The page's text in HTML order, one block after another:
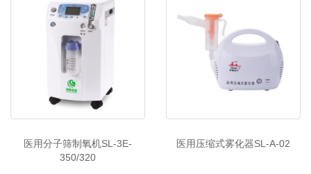
医用分子筛制氧机SL-3E-
350/320
医用压缩式雾化器SL-A-02